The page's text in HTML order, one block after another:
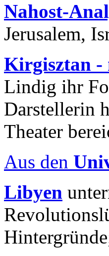
Nahost-
Jerusalem,
Kirgisztan -
Lindig ihr
Darstellerin
Theater
Aus den
Libyen